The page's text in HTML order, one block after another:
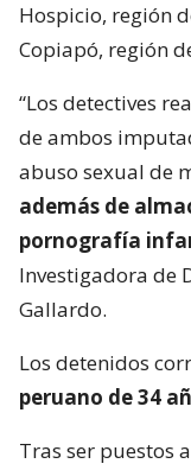
Hospicio, región
Copiapó, región
“Los detectives
de ambos
abuso sexual de
además de
pornografía
Investigadora de
Gallardo.
Los detenidos
peruano de 34
Tras ser puestos